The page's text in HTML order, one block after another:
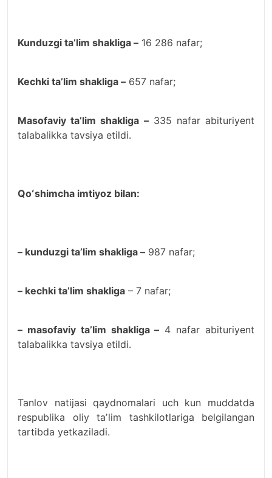
Kunduzgi taʼlim shakliga – 16 286 nafar;
Kechki taʼlim shakliga – 657 nafar;
Masofaviy taʼlim shakliga –335 nafar abituriyent
talabalikka tavsiya etildi.
Qoʻshimcha imtiyoz bilan:
– kunduzgi taʼlim shakliga – 987 nafar;
– kechki taʼlim shakliga – 7 nafar;
– masofaviy taʼlim shakliga – 4 nafar abituriyent
talabalikka tavsiya etildi.
Tanlov natijasi qaydnomalari uch kun muddatda
respublika oliy taʼlim tashkilotlariga belgilangan
tartibda yetkaziladi.